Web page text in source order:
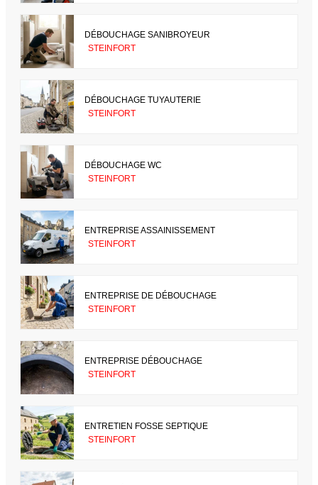
DÉBOUCHAGE SANIBROYEUR
STEINFORT
DÉBOUCHAGE TUYAUTERIE
STEINFORT
DÉBOUCHAGE WC
STEINFORT
ENTREPRISE ASSAINISSEMENT
STEINFORT
ENTREPRISE DE DÉBOUCHAGE
STEINFORT
ENTREPRISE DÉBOUCHAGE
STEINFORT
ENTRETIEN FOSSE SEPTIQUE
STEINFORT